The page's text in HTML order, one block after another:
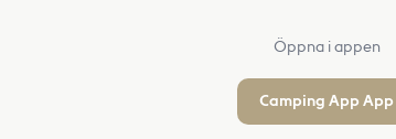
Öppna i appen
Camping App App